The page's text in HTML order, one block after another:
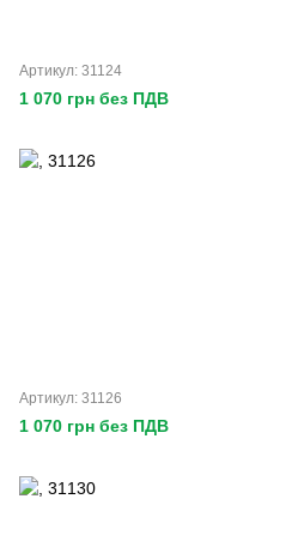
Артикул: 31124
1 070 грн без ПДВ
Артикул: 31126
1 070 грн без ПДВ